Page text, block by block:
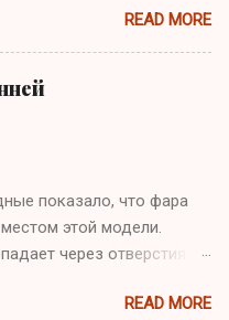
повышение суммы
для этого
предоставить
на осмотр/
и прочее. Однако,
оказалось. Зашел -
READ MORE
показало, что фара
этой модели.
через отверстия
и как следствие
READ MORE